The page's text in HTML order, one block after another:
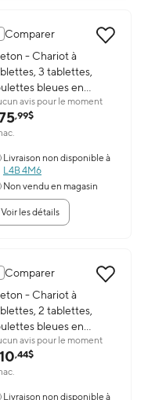
visiteur en cuir noir à
Comparer
du produit: Kleton -
- Chariot à
3 tablettes,
bleues en
élastique 5
18 larg. x 30 prof. x 36
(po)
avis pour le moment
,99$
Livraison non disponible à
L4B 4M6
Non vendu en magasin
Voir les détails
2 tablettes,
Comparer
du produit: Kleton -
- Chariot à
2 tablettes,
bleues en
élastique 5
24 larg. x 48 prof. x 36
(po)
avis pour le moment
,44$
Livraison non disponible à